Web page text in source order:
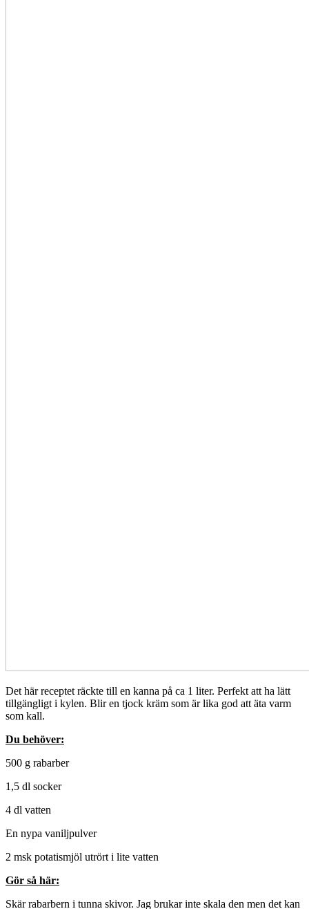
Det här receptet räckte till en kanna på ca 1 liter. Perfekt att ha lätt
tillgängligt i kylen. Blir en tjock kräm som är lika god att äta varm
som kall.
Du behöver:
500 g rabarber
1,5 dl socker
4 dl vatten
En nypa vaniljpulver
2 msk potatismjöl utrört i lite vatten
Gör så här:
Skär rabarbern i tunna skivor. Jag brukar inte skala den men det kan